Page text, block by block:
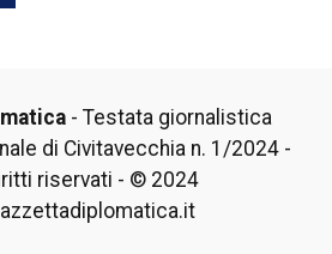
- Testata giornalistica
di Civitavecchia n. 1/2024 -
riservati - © 2024